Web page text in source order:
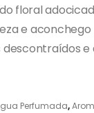
floral
e
e
Perfumada,